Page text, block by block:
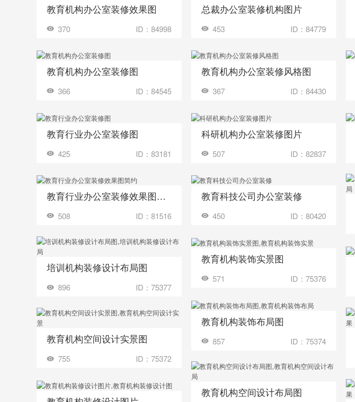
收藏 装修成这样要花多少钱？
教育机构办公室装修效果图
370 ID：84998
收藏 装修成这样要花多少钱？
总裁办公室装修机构图片
453 ID：84779
收藏 装修成这样要花多少钱？
教育机构办公室装修图
366 ID：84545
收藏 装修成这样要花多少钱？
教育机构办公室装修风格图
367 ID：84430
收藏 装修成这样要花多少钱？
教育行业办公室装修图
425 ID：83181
收藏 装修成这样要花多少钱？
科研机构办公室装修图片
507 ID：82837
收藏 装修成这样要花多少钱？
教育行业办公室装修效果图简约
508 ID：81516
收藏 装修成这样要花多少钱？
教育科技公司办公室装修
450 ID：80420
收藏 装修成这样要花多少钱？
培训机构装修设计布局图
896 ID：75377
收藏 装修成这样要花多少钱？
教育机构装饰实景图
571 ID：75376
收藏 装修成这样要花多少钱？
教育机构装饰布局图
857 ID：75374
收藏 装修成这样要花多少钱？
教育机构空间设计实景图
755 ID：75372
收藏 装修成这样要花多少钱？
教育机构空间设计布局图